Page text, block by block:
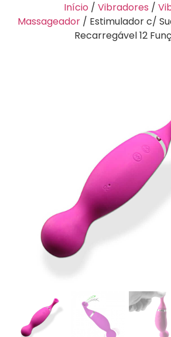
Início / Vibradores /
Massageador / Estimulador c/
Recarregável 12